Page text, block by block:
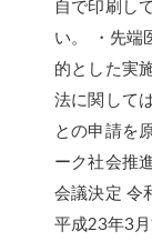
自で印刷し
い。 ・先端
的とした実
法に関して
との申請を
ーク社会推
会議決定 令
平成23年3